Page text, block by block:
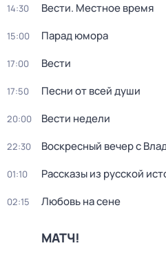
14:30 Вести. Местное время
15:00 Парад юмора
17:00 Вести
17:50 Песни от всей души
20:00 Вести недели
22:30 Воскресный вечер с
01:10 Рассказы из русской
02:15 Любовь на сене
МАТЧ!